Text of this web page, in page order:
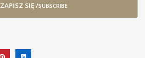
ZAPISZ SIĘ /SUBSCRIBE